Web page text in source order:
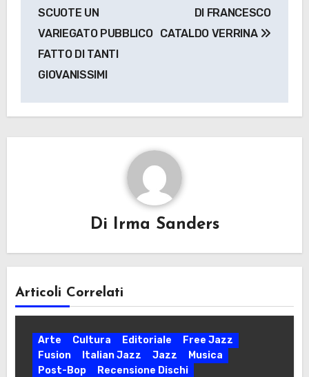
SCUOTE UN
VARIEGATO PUBBLICO
FATTO DI TANTI
GIOVANISSIMI
DI FRANCESCO
CATALDO VERRINA
Di Irma Sanders
Articoli Correlati
Arte Cultura Editoriale
Free Jazz
Fusion
Italian Jazz Jazz
Musica
Post-Bop
Recensione Dischi